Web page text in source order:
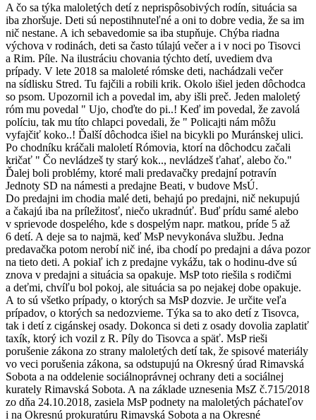
A čo sa týka maloletých detí z neprispôsobivých rodín, situácia sa
iba zhoršuje. Deti sú nepostihnuteľné a oni to dobre vedia, že sa im
nič nestane. A ich sebavedomie sa iba stupňuje. Chýba riadna
výchova v rodinách, deti sa často túlajú večer a i v noci po Tisovci
a Rim. Píle. Na ilustráciu chovania týchto detí, uvediem dva
prípady. V lete 2018 sa maloleté rómske deti, nachádzali večer
na sídlisku Stred. Tu fajčili a robili krik. Okolo išiel jeden dôchodca
so psom. Upozornil ich a povedal im, aby išli preč. Jeden maloletý
róm mu povedal " Ujo, choďte do pi..! Keď im povedal, že zavolá
políciu, tak mu títo chlapci povedali, že " Policajti nám môžu
vyfajčiť koko..! Ďalší dôchodca išiel na bicykli po Muránskej ulici.
Po chodníku kráčali maloletí Rómovia, ktorí na dôchodcu začali
kričať " Čo nevládzeš ty starý kok.., nevládzeš ťahať, alebo čo."
Ďalej boli problémy, ktoré mali predavačky predajní potravín
Jednoty SD na námesti a predajne Beati, v budove MsÚ.
Do predajni im chodia malé deti, behajú po predajni, nič nekupujú
a čakajú iba na príležitosť, niečo ukradnúť. Buď prídu samé alebo
v sprievode dospelého, kde s dospelým napr. matkou, príde 5 až
6 detí. A deje sa to najmä, keď MsP nevykonáva službu. Jedna
predavačka potom nerobí nič iné, iba chodí po predajni a dáva pozor
na tieto deti. A pokiaľ ich z predajne vykážu, tak o hodinu-dve sú
znova v predajni a situácia sa opakuje. MsP toto riešila s rodičmi
a deťmi, chvíľu bol pokoj, ale situácia sa po nejakej dobe opakuje.
A to sú všetko prípady, o ktorých sa MsP dozvie. Je určite veľa
prípadov, o ktorých sa nedozvieme. Týka sa to ako detí z Tisovca,
tak i detí z cigánskej osady. Dokonca si deti z osady dovolia zaplatiť
taxík, ktorý ich vozil z R. Píly do Tisovca a späť. MsP rieši
porušenie zákona zo strany maloletých detí tak, že spisové materiály
vo veci porušenia zákona, sa odstupujú na Okresný úrad Rimavská
Sobota a na oddelenie sociálnoprávnej ochrany deti a sociálnej
kurately Rimavská Sobota. A na základe uznesenia MsZ č.715/2018
zo dňa 24.10.2018, zasiela MsP podnety na maloletých páchateľov
i na Okresnú prokuratúru Rimavská Sobota a na Okresné